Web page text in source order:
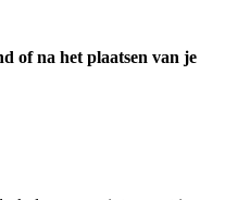
of na het plaatsen van je